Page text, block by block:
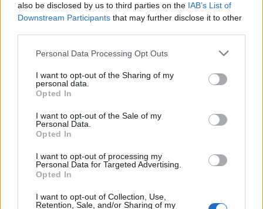
also be disclosed by us to third parties on the IAB’s List of
Downstream Participants that may further disclose it to other
Please note that this website/app uses one or more Google
not limited to your visit or usage behaviour. You may click to
grant or deny consent to Google and its third-party tags to
use your data for below specified purposes in below Google
consent section.
Personal Data Processing Opt Outs
I want to opt-out of the Sharing of my
personal data.
Opted In
I want to opt-out of the Sale of my
Personal Data.
Opted In
I want to opt-out of processing my
Personal Data for Targeted Advertising.
Opted In
I want to opt-out of Collection, Use,
Retention, Sale, and/or Sharing of my
Για το αν του έχει συμβεί να χάσει τον ύπνο
σωματικά είμαστε εκεί που πρέπει, όχι όμως και
πνευματικά. Έχει συμβεί σε μένα και προσπαθώ να
το κάνω να μη συμβεί ξανά στη σεζόν. Κάθε φορά
Δεν ξέρω τον κανόνα, δεν είχα καλό οπτικό πεδίο.
Υπάρχουν πολλοί λόγοι που μπορείς να κάνεις
».
Για το αν υπάρχει η νοοτροπία σε εκείνον και